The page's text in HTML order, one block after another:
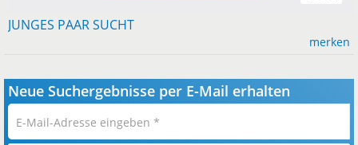
JUNGES PAAR SUCHT
merken
Neue Suchergebnisse per E-Mail erhalten
E-
Mail-